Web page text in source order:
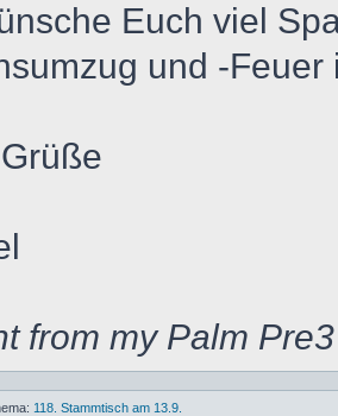
Euch viel
und -
from my Palm
118. Stammtisch am 13.9.